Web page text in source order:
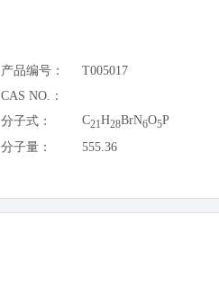
产品编号：
T005017
CAS NO.：
分子式：
C21H28BrN6O5P
分子量：
555.36